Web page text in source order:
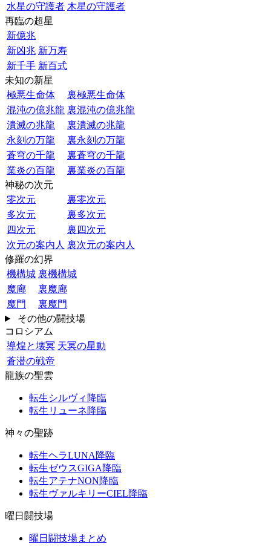
水星の守護者 木星の守護者
再臨の超星
新億兆
新凶兆 新万寿
新千手 新百式
未知の新星
極悪生命体
裏極悪生命体
混沌の億兆龍 裏混沌の億兆龍
潰滅の兆龍
裏潰滅の兆龍
永刻の万龍
裏永刻の万龍
蒼穹の千龍
裏蒼穹の千龍
業炎の百龍
裏業炎の百龍
神秘の次元
零次元
裏零次元
多次元
裏多次元
四次元
裏四次元
次元の案内人 裏次元の案内人
修羅の幻界
機構城 裏機構城
魔廊
裏魔廊
魔門
裏魔門
その他の闘技場
コロシアム
導煌と壊冥 天冥の星動
蒼潜の戦帝
龍族の聖雲
転生シルヴィ降臨
転生リューネ降臨
神々の聖跡
転生ヘラLUNA降臨
転生ゼウスGIGA降臨
転生アテナNON降臨
転生ヴァルキリーCIEL降臨
曜日闘技場
曜日闘技場まとめ